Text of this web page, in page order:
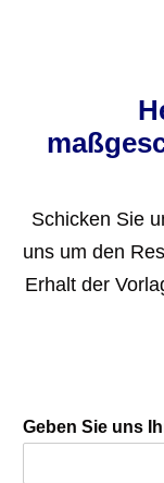
Schicken Sie
uns um den
Erhalt der
Geben Sie uns